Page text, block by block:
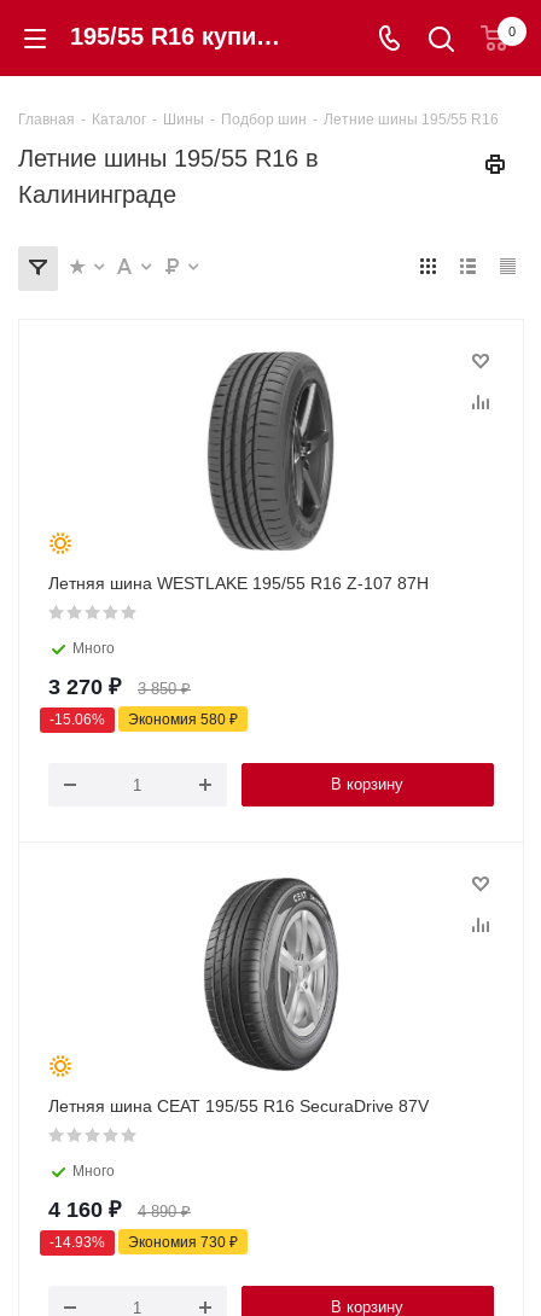
195/55 R16 купить в этом размере летние шины в Калининграде по низкой цене с гарантией | «Шинторг» 0
Главная - Каталог - Шины - Подбор шин - Летние шины 195/55 R16
Летние шины 195/55 R16 в
Калининграде
Летняя шина WESTLAKE 195/55 R16 Z-107 87H
Много
3 270 ₽ 3 850₽
-15.06% Экономия 580 ₽
В корзину
Летняя шина CEAT 195/55 R16 SecuraDrive 87V
Много
4 160 ₽ 4 890₽
-14.93% Экономия 730 ₽
В корзину